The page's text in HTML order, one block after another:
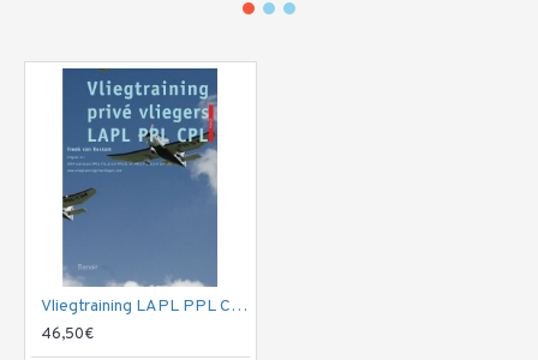
Vliegtraining LAPL PPL CPL
46,50€